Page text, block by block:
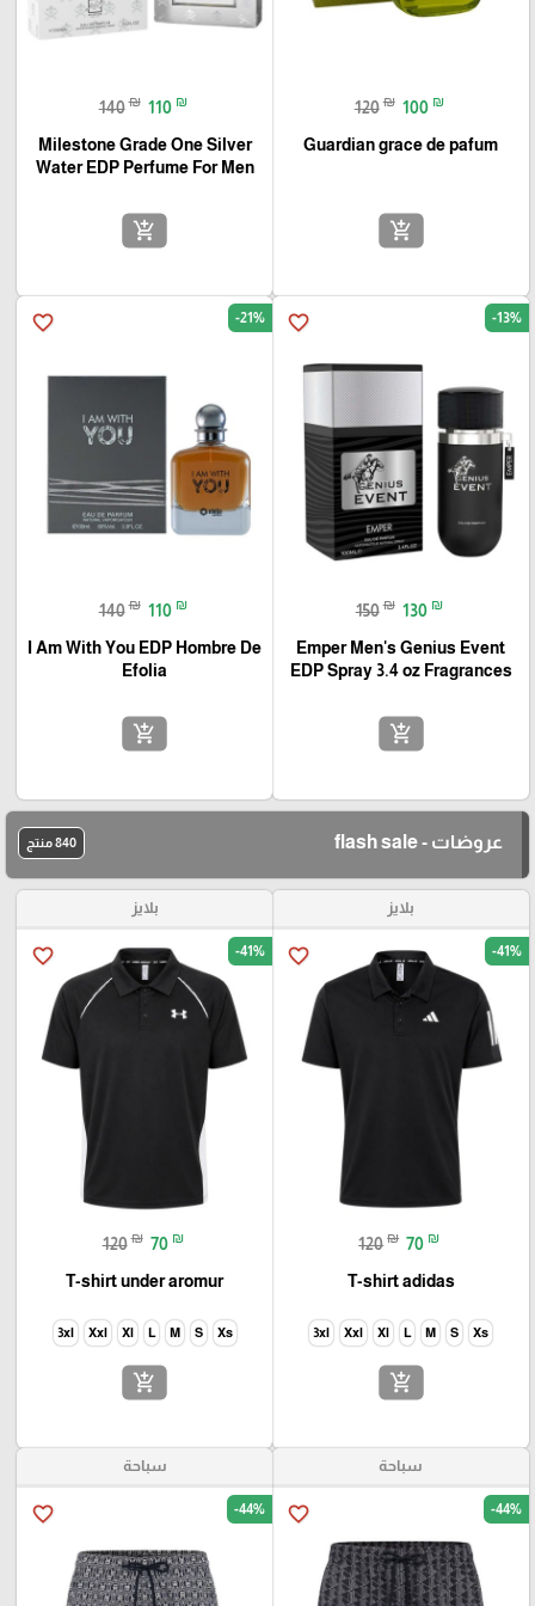
120 ₪ 100 ₪
Guardian grace de pafum
add_shopping_cart
140 ₪ 110 ₪
Milestone Grade One Silver
Water EDP Perfume For Men‏
add_shopping_cart
favorite_border -13%
150 ₪ 130 ₪
Emper Men's Genius Event
EDP Spray 3.4 oz Fragrances
add_shopping_cart
favorite_border -21%
140 ₪ 110 ₪
I Am With You EDP Hombre De
Efolia
add_shopping_cart
عروضات - flash sale 840 منتج
بلايز
favorite_border -41%
120 ₪ 70 ₪
T-shirt adidas
Xs
S
M
L
Xl
Xxl
3xl
add_shopping_cart
بلايز
favorite_border -41%
120 ₪ 70 ₪
T-shirt under aromur
Xs
S
M
L
Xl
Xxl
3xl
add_shopping_cart
سباحة
favorite_border -44%
سباحة
favorite_border -44%